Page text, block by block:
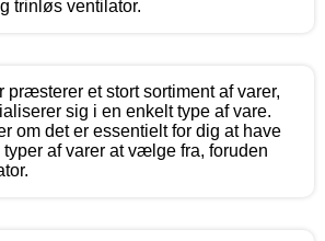
trinløs ventilator.
et stort sortiment af varer,
sig i en enkelt type af vare.
om det er essentielt for dig at have
af varer at vælge fra, foruden